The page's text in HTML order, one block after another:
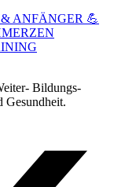
ANFÄNGER 💪
Bildungs-
Gesundheit.